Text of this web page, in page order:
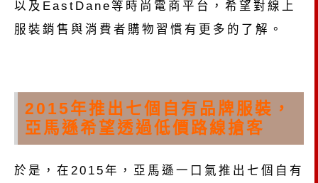
以及EastDane等時尚電商平台，希望對線上
服裝銷售與消費者購物習慣有更多的了解。
2015年推出七個自有品牌服裝，
亞馬遜希望透過低價路線搶客
於是，在2015年，亞馬遜一口氣推出七個自有